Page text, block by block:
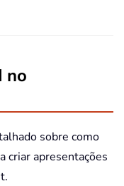
no
sobre como
criar apresentações